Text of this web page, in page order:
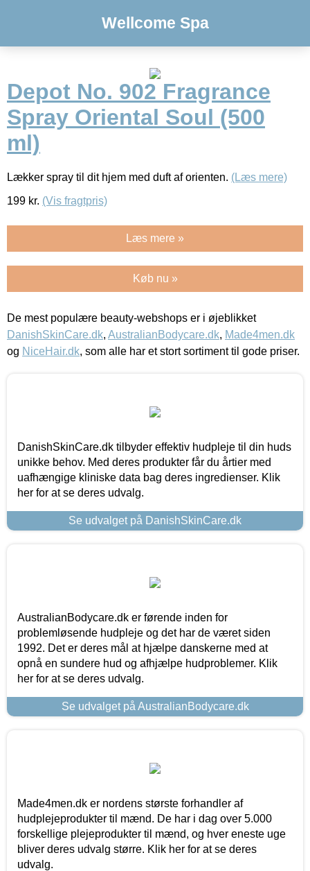
Wellcome Spa
Depot No. 902 Fragrance
Spray Oriental Soul (500
ml)
Lækker spray til dit hjem med duft af orienten. (Læs mere)
199 kr. (Vis fragtpris)
Læs mere »
Køb nu »
De mest populære beauty-webshops er i øjeblikket
DanishSkinCare.dk, AustralianBodycare.dk, Made4men.dk
og NiceHair.dk, som alle har et stort sortiment til gode priser.
DanishSkinCare.dk tilbyder effektiv hudpleje til din huds
unikke behov. Med deres produkter får du årtier med
uafhængige kliniske data bag deres ingredienser. Klik
her for at se deres udvalg.
Se udvalget på DanishSkinCare.dk
AustralianBodycare.dk er førende inden for
problemløsende hudpleje og det har de været siden
1992. Det er deres mål at hjælpe danskerne med at
opnå en sundere hud og afhjælpe hudproblemer. Klik
her for at se deres udvalg.
Se udvalget på AustralianBodycare.dk
Made4men.dk er nordens største forhandler af
hudplejeprodukter til mænd. De har i dag over 5.000
forskellige plejeprodukter til mænd, og hver eneste uge
bliver deres udvalg større. Klik her for at se deres
udvalg.